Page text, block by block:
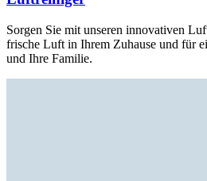
Sorgen Sie mit unseren innovativen
frische Luft in Ihrem Zuhause und für
und Ihre Familie.